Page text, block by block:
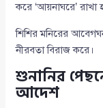
করে ‘আয়নাঘরে’ রাখা
শিশির মনিরের
নীরবতা বিরাজ করে।
শুনানির
আদেশ